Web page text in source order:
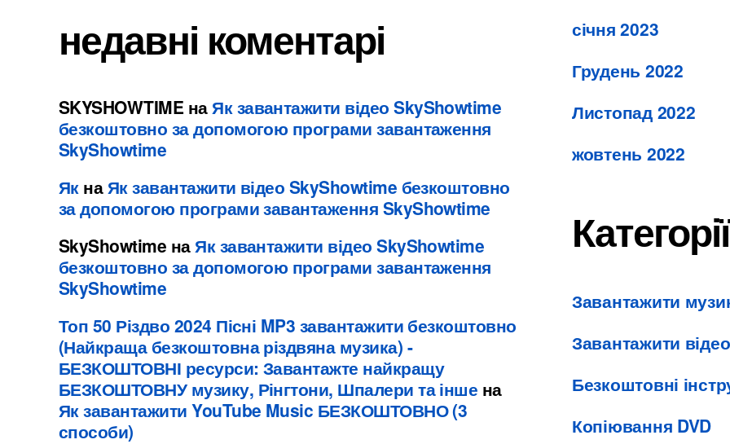
недавні коментарі
SKYSHOWTIME на Як завантажити відео SkyShowtime
безкоштовно за допомогою програми завантаження
SkyShowtime
Якна Як завантажити відео SkyShowtime безкоштовно
за допомогою програми завантаження SkyShowtime
SkyShowtime на Як завантажити відео SkyShowtime
безкоштовно за допомогою програми завантаження
SkyShowtime
Топ 50 Різдво 2024 Пісні MP3 завантажити безкоштовно
(Найкраща безкоштовна різдвяна музика) -
БЕЗКОШТОВНІ ресурси: Завантажте найкращу
БЕЗКОШТОВНУ музику, Рінгтони, Шпалери та інше на
Як завантажити YouTube Music БЕЗКОШТОВНО (3
способи)
січня 2023
Грудень 2022
Листопад 2022
жовтень 2022
Категорії
Завантажити
Завантажити відео
Безкоштовні
Копіювання DVD